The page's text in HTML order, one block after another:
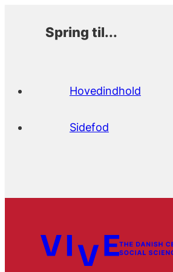
Spring til...
Hovedindhold
Sidefod